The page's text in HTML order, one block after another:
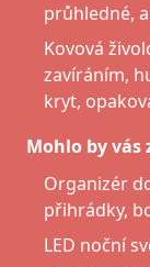
průhledné,
Kovová
zavíráním,
kryt,
Mohlo by vás
Organizér
přihrádky,
LED noční